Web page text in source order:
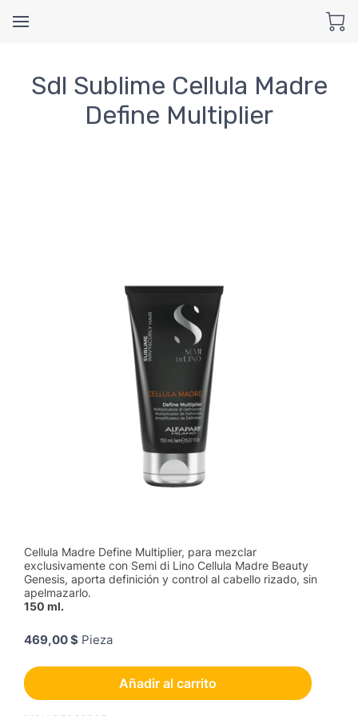
Sdl Sublime Cellula Madre
Define Multiplier
Cellula Madre Define Multiplier, para mezclar
exclusivamente con Semi di Lino Cellula Madre Beauty
Genesis, aporta definición y control al cabello rizado, sin
apelmazarlo.
150 ml.
469,00 $ Pieza
Añadir al carrito